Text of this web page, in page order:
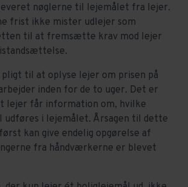
nøglerne til lejemålet fra lejer.
frist ikke mister udlejer som
til at fremsætte krav mod lejer
til at oplyse lejer om prisen på
inden for de to uger. Det er
lejer får information om, hvilke
udføres i lejemålet. Årsagen til dette
kan give endelig opgørelse af
fra håndværkerne er blevet